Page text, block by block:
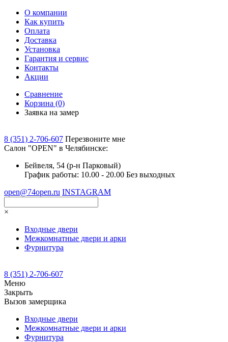
О компании
Как купить
Оплата
Доставка
Установка
Гарантия и сервис
Контакты
Акции
Сравнение
Корзина (0)
Заявка на замер
8 (351) 2-706-607 Перезвоните мне
Cалон "OPEN" в Челябинске:
Бейвеля, 54 (р-н Парковый)
График работы: 10.00 - 20.00 Без выходных
open@74open.ru INSTAGRAM
×
Входные двери
Межкомнатные двери и арки
Фурнитура
8 (351) 2-706-607
Меню
Закрыть
Вызов замерщика
Входные двери
Межкомнатные двери и арки
Фурнитура